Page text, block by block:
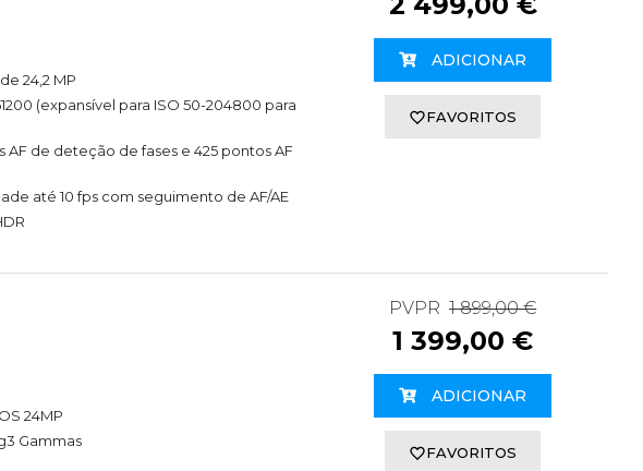
24,2 MP
(expansível para ISO 50-204800 para
de deteção de fases e 425 pontos AF
até 10 fps com seguimento de AF/AE
ADICIONAR
FAVORITOS
24MP
Gammas
PVPR 1 899,00 €
1 399,00 €
ADICIONAR
FAVORITOS